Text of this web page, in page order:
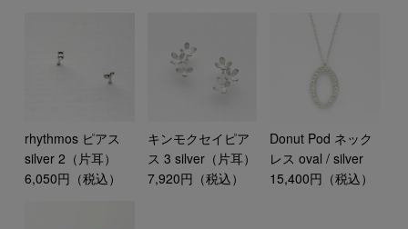
rhythmos ピアス
silver 2（片耳）
6,050円（税込）
キンモクセイピア
ス 3 silver（片耳）
7,920円（税込）
Donut Pod ネック
レス oval / silver
15,400円（税込）